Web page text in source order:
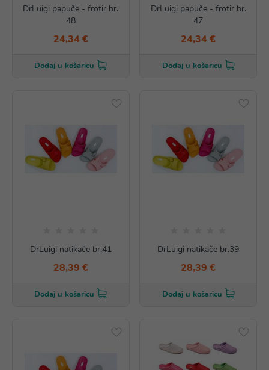
DrLuigi papuče - frotir br.
48
24,34 €
Dodaj u košaricu
DrLuigi papuče - frotir br.
47
24,34 €
Dodaj u košaricu
DrLuigi natikače br.41
28,39 €
Dodaj u košaricu
DrLuigi natikače br.39
28,39 €
Dodaj u košaricu